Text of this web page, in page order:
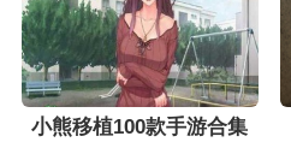
小熊移植100款手游合集